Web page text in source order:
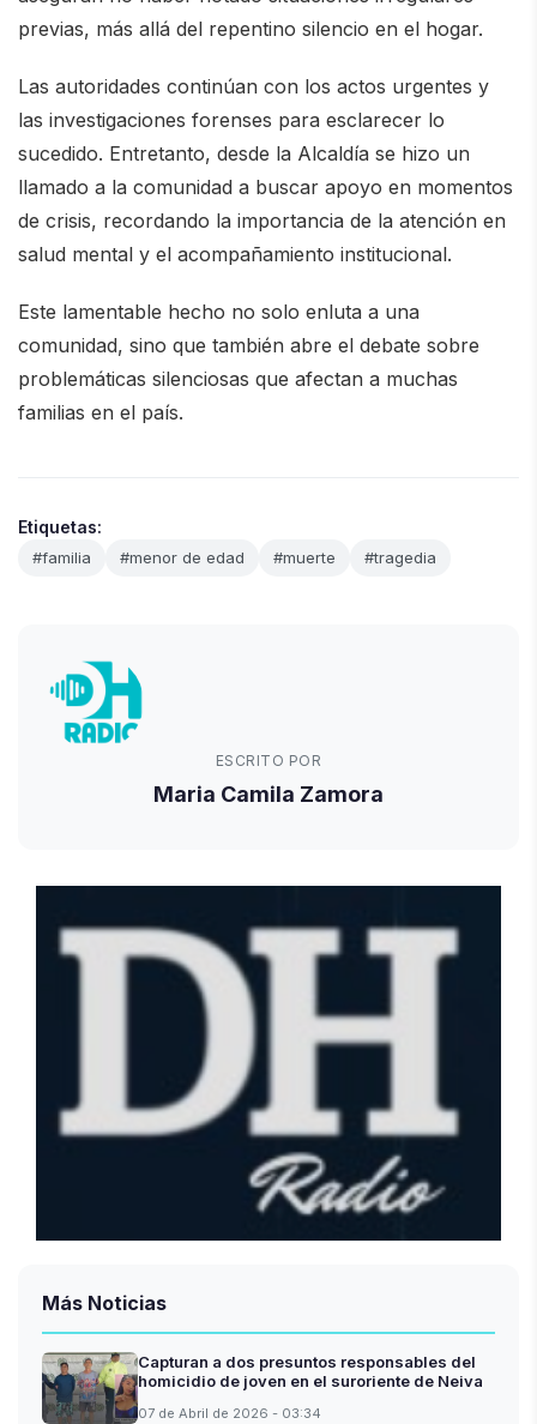
previas, más allá del repentino silencio en el hogar.
Las autoridades continúan con los actos urgentes y
las investigaciones forenses para esclarecer lo
sucedido. Entretanto, desde la Alcaldía se hizo un
llamado a la comunidad a buscar apoyo en momentos
de crisis, recordando la importancia de la atención en
salud mental y el acompañamiento institucional.
Este lamentable hecho no solo enluta a una
comunidad, sino que también abre el debate sobre
problemáticas silenciosas que afectan a muchas
familias en el país.
Etiquetas:
#familia #menor de edad #muerte #tragedia
ESCRITO POR
Maria Camila Zamora
Más Noticias
Capturan a dos presuntos responsables del
homicidio de joven en el suroriente de Neiva
07 de Abril de 2026 - 03:34